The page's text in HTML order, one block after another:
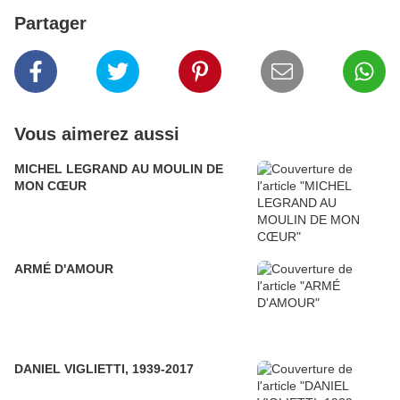
Partager
Vous aimerez aussi
MICHEL LEGRAND AU MOULIN DE
MON CŒUR
ARMÉ D'AMOUR
DANIEL VIGLIETTI, 1939-2017